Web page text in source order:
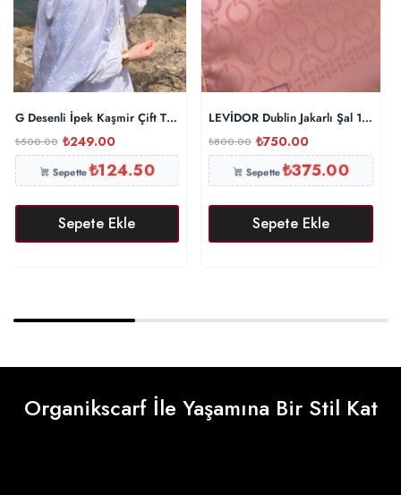
G Desenli İpek Kaşmir Çift Taraflı Şal 440344- Gümüş Gri
₺500.00 ₺249.00
Sepette₺124.50
Sepete Ekle
LEVİDOR Dublin Jakarlı Şal 17886
₺800.00 ₺750.00
Sepette₺375.00
Sepete Ekle
Organikscarf İle Yaşamına Bir Stil Kat